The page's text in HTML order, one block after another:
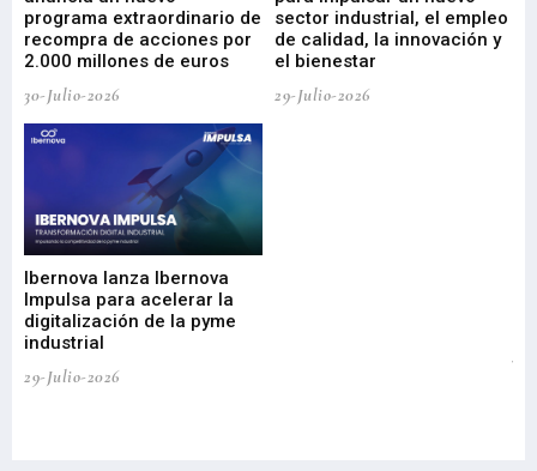
programa extraordinario de
recompra de acciones por
2.000 millones de euros
30-Julio-2026
sector industrial, el empleo
de calidad, la innovación y
el bienestar
29-Julio-2026
Ibernova lanza Ibernova
Impulsa para acelerar la
digitalización de la pyme
industrial
29-Julio-2026